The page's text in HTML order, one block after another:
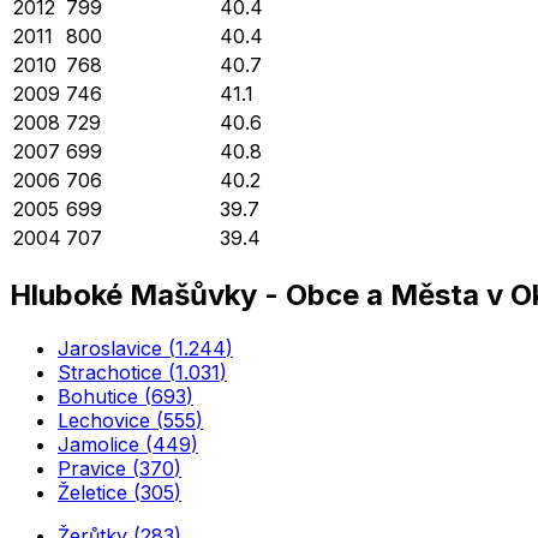
2012 799
40.4
2011 800
40.4
2010 768
40.7
2009 746
41.1
2008 729
40.6
2007 699
40.8
2006 706
40.2
2005 699
39.7
2004 707 39.4
Hluboké Mašůvky - Obce a Města v
Jaroslavice (1.244)
Strachotice (1.031)
Bohutice (693)
Lechovice (555)
Jamolice (449)
Pravice (370)
Želetice (305)